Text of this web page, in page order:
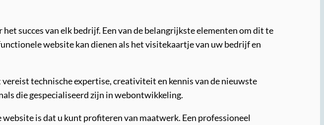
succes van elk bedrijf. Een van de belangrijkste elementen om dit te
website kan dienen als het visitekaartje van uw bedrijf en
technische expertise, creativiteit en kennis van de nieuwste
die gespecialiseerd zijn in webontwikkeling.
is dat u kunt profiteren van maatwerk. Een professioneel